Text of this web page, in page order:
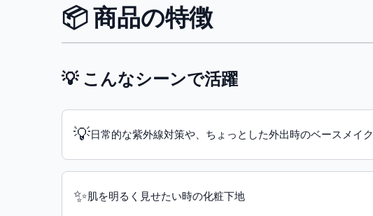
📦 商品の特徴
💡 こんなシーンで活躍
💡日常的な紫外線対策や、ちょっとした外出時のベースメイク
✨肌を明るく見せたい時の化粧下地